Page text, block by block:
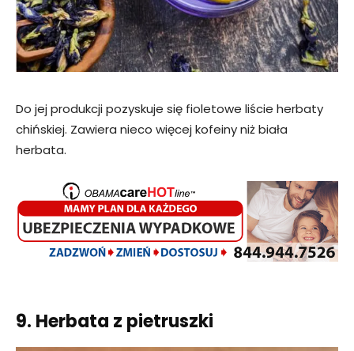
Do jej produkcji pozyskuje się fioletowe liście herbaty
chińskiej. Zawiera nieco więcej kofeiny niż biała
herbata.
9. Herbata z pietruszki